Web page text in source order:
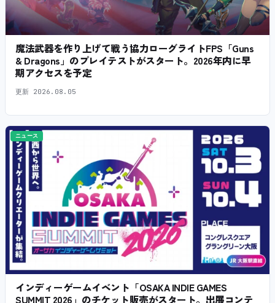
魔法武器を作り上げて戦う協力ローグライトFPS「Guns
& Dragons」のプレイテストがスタート。2026年内に早
期アクセスを予定
更新 2026.08.05
ニュース
インディーゲームイベント「OSAKA INDIE GAMES
SUMMIT 2026」のチケット販売がスタート。出展コンテ